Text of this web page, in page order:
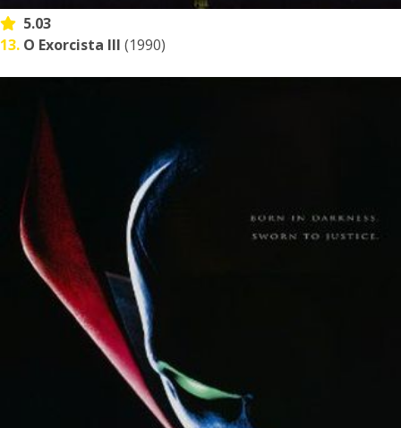
5.03
13. O Exorcista III (1990)